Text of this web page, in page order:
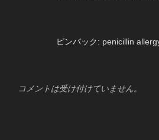
ピンバック: penicillin
コメントは受け付けていません。